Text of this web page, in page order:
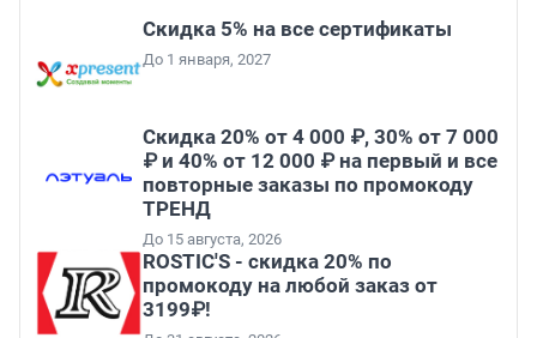
Скидка 5% на все сертификаты
До 1 января, 2027
Скидка 20% от 4 000 ₽, 30% от 7 000
₽ и 40% от 12 000 ₽ на первый и все
повторные заказы по промокоду
ТРЕНД
До 15 августа, 2026
ROSTIC'S - скидка 20% по
промокоду на любой заказ от
3199₽!